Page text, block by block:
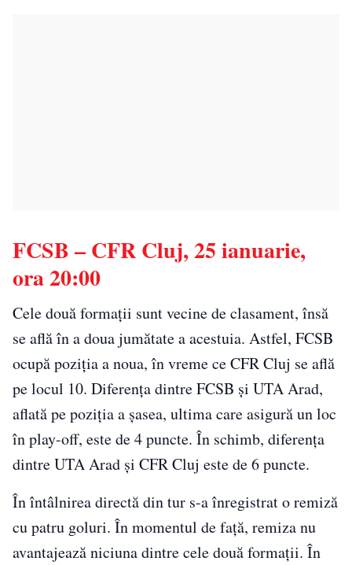
FCSB – CFR Cluj, 25 ianuarie,
ora 20:00
Cele două formații sunt vecine de clasament, însă
se află în a doua jumătate a acestuia. Astfel, FCSB
ocupă poziția a noua, în vreme ce CFR Cluj se află
pe locul 10. Diferența dintre FCSB și UTA Arad,
aflată pe poziția a șasea, ultima care asigură un loc
în play-off, este de 4 puncte. În schimb, diferența
dintre UTA Arad și CFR Cluj este de 6 puncte.
În întâlnirea directă din tur s-a înregistrat o remiză
cu patru goluri. În momentul de față, remiza nu
avantajează niciuna dintre cele două formații. În